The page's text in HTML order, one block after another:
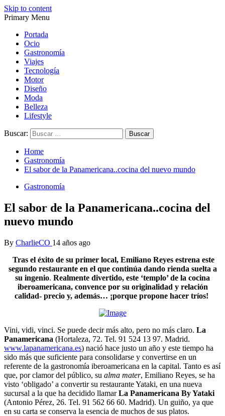
Skip to content
diseño…
diseño…
Primary Menu
Portada
Ocio
Gastronomía
Viajes
Tecnología
Motor
Diseño
Moda
Belleza
Lifestyle
Buscar:
Home
Gastronomía
El sabor de la Panamericana..cocina del nuevo mundo
Gastronomía
El sabor de la Panamericana..cocina del
nuevo mundo
By CharlieCO 14 años ago
Tras el éxito de su primer local, Emiliano Reyes estrena este
segundo restaurante en el que continúa dando rienda suelta a
su ingenio. Realmente divertido, este ‘templo’ de la cocina
iberoamericana, convence por su originalidad y relación
calidad- precio y, además… ¡porque propone hacer tríos!
Vini, vidi, vinci. Se puede decir más alto, pero no más claro. La
Panamericana (Hortaleza, 72. Tel. 91 524 13 97. Madrid.
www.lapanamericana.es) nació hace justo un año y este tiempo ha
sido más que suficiente para consolidarse y convertirse en un
referente de la gastronomía iberoamericana en la capital. Tanto es así
que, por clamor del público, su alma mater, Emiliano Reyes, se ha
visto ‘obligado’ a convertir su restaurante Yataki, en una nueva
sucursal a la que ha decidido llamarLa Panamericana By Yataki
(Antonio Pérez, 26. Tel. 91 562 66 60. Madrid). Un guiño, ya que
en su carta se conserva la esencia de muchos de sus platos.